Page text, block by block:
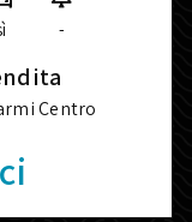
-
Centro